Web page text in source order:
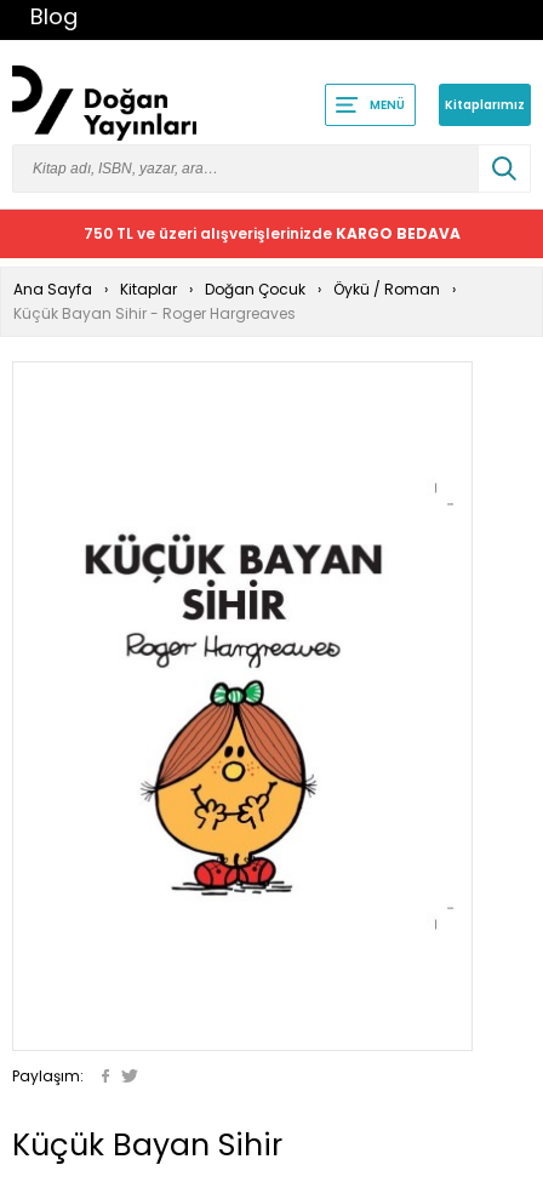
Blog
MENÜ Kitaplarımız
750 TL ve üzeri alışverişlerinizde KARGO BEDAVA
Ana Sayfa Kitaplar Doğan Çocuk
Öykü / Roman
Küçük Bayan Sihir - Roger Hargreaves
Paylaşım:
Küçük Bayan Sihir